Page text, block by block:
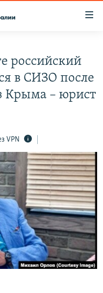
СОПРОТИВЛЕНИЯ
российский
в СИЗО после
Крыма – юрист
VPN